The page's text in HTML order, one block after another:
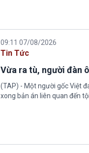
09:11 07/08/2026
Tin Tức
Vừa ra tù, người đàn
(TAP) - Một người gốc Việt
xong bản án liên quan đến